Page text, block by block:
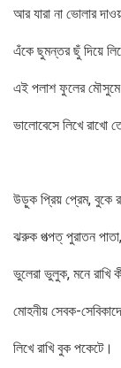
আর যারা না ভোলার
এঁকে ছুমন্তর ছুঁ দিয়ে
এই পলাশ ফুলের মৌসুমে
ভালোবেসে লিখে রাখো
উড়ুক প্রিয় প্রেম, বুকে
ঝরুক পত্পত্ পুরাতন
ভুলেরা ভুলুক, মনে রাখি
মোহনীয় সেবক-
লিখে রাখি বুক পকেটে।